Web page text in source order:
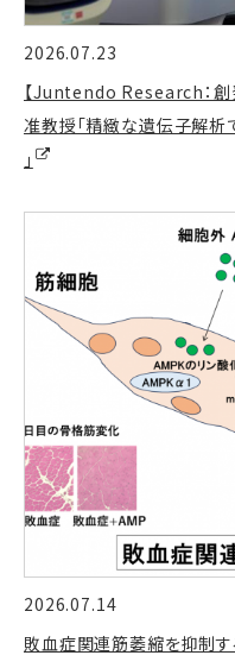
2026.07.23
【Juntendo Research：
准教授「精緻な遺伝子解
」
2026.07.14
敗血症関連筋萎縮を抑制